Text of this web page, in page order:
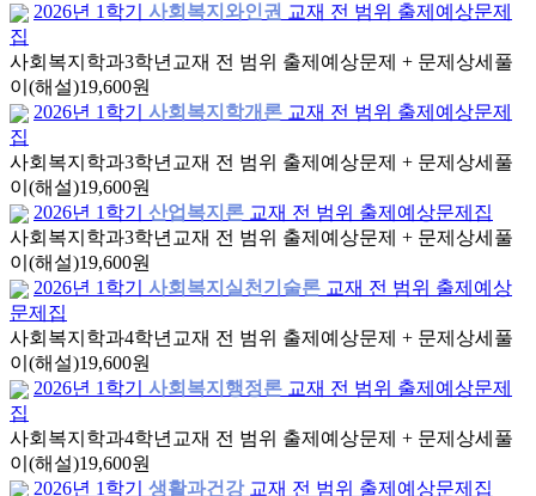
2026년 1학기
사회복지와인권 교재 전 범위 출제예상문제
집
사회복지학과3학년 교재 전 범위 출제예상문제 + 문제상세풀
이(해설)19,600원
2026년 1학기
사회복지학개론 교재 전 범위 출제예상문제
집
사회복지학과3학년 교재 전 범위 출제예상문제 + 문제상세풀
이(해설)19,600원
2026년 1학기
산업복지론 교재 전 범위 출제예상문제집
사회복지학과3학년 교재 전 범위 출제예상문제 + 문제상세풀
이(해설)19,600원
2026년 1학기
사회복지실천기술론 교재 전 범위 출제예상
문제집
사회복지학과4학년 교재 전 범위 출제예상문제 + 문제상세풀
이(해설)19,600원
2026년 1학기
사회복지행정론 교재 전 범위 출제예상문제
집
사회복지학과4학년 교재 전 범위 출제예상문제 + 문제상세풀
이(해설)19,600원
2026년 1학기
생활과건강 교재 전 범위 출제예상문제집